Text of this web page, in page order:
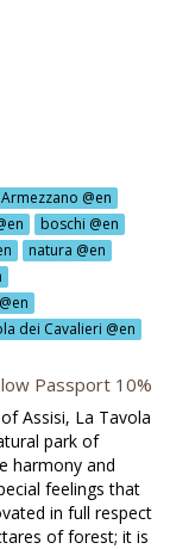
Armezzano @en
boschi @en
natura @en
dei Cavalieri @en
Passport 10%
Assisi, La Tavola
park of
harmony and
feelings that
in full respect
of forest; it is